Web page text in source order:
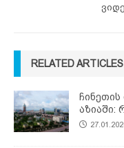
RELATED ARTICLES
აზიაში: